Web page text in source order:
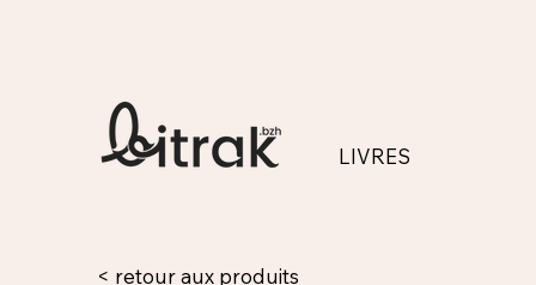
LIVRES
< retour aux produits